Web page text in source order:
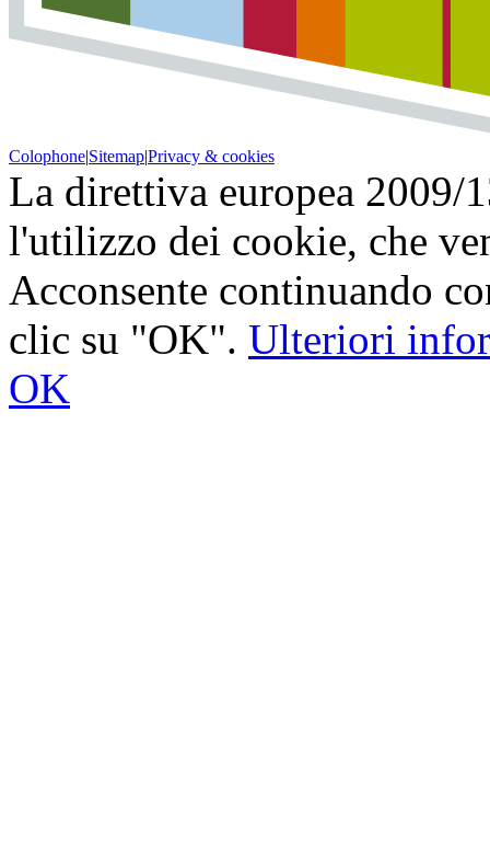
Colophone|Sitemap|Privacy & cookies
La direttiva europea 2009/
l'utilizzo dei cookie, che
Acconsente continuando
clic su "OK". Ulteriori
OK